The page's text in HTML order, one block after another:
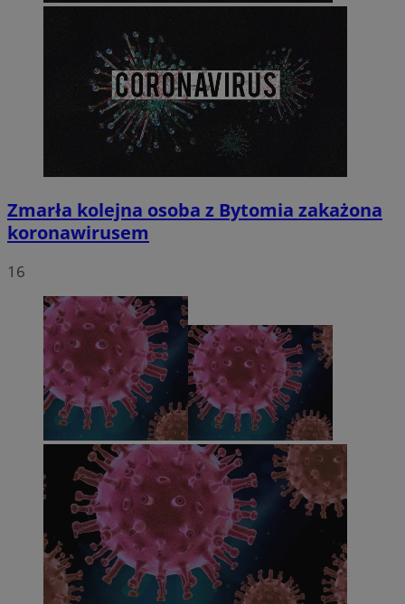
Zmarła kolejna osoba z Bytomia zakażona
koronawirusem
16